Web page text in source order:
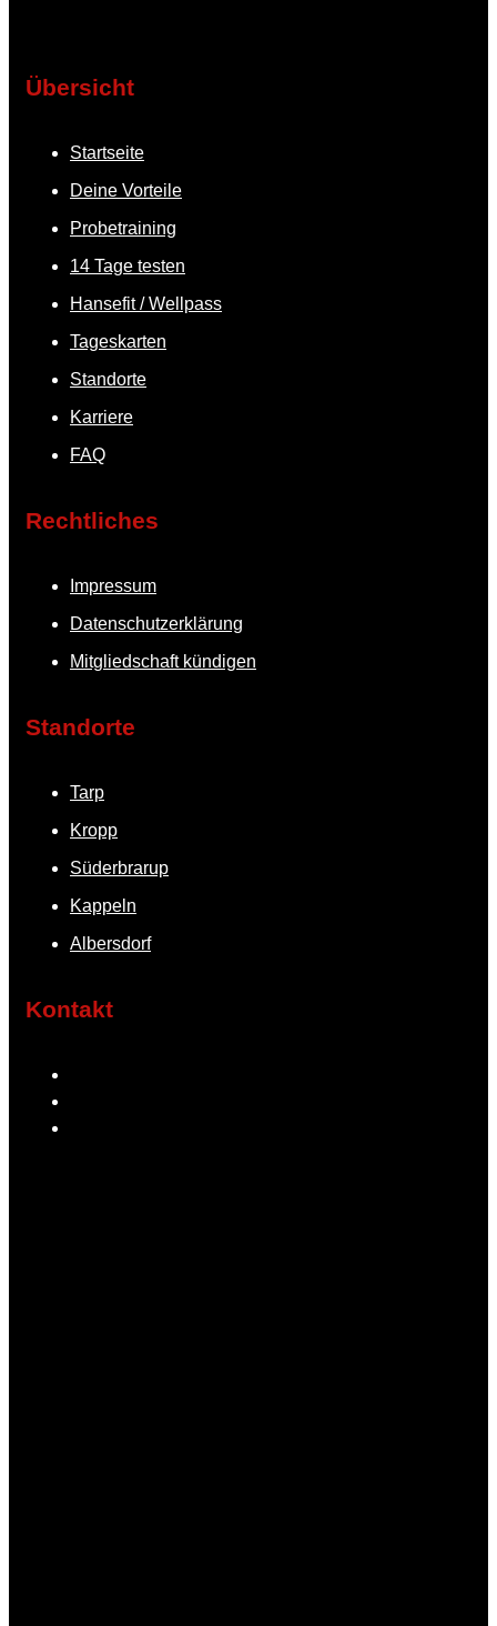
Übersicht
Startseite
Deine Vorteile
Probetraining
14 Tage testen
Hansefit / Wellpass
Tageskarten
Standorte
Karriere
FAQ
Rechtliches
Impressum
Datenschutzerklärung
Mitgliedschaft kündigen
Standorte
Tarp
Kropp
Süderbrarup
Kappeln
Albersdorf
Kontakt